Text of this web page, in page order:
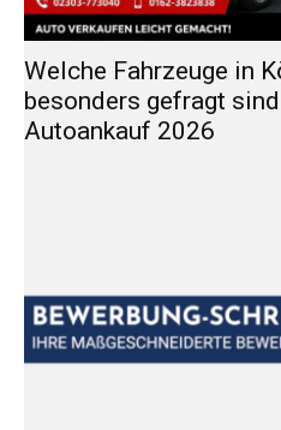
Welche Fahrzeuge in
besonders gefragt
Autoankauf 2026